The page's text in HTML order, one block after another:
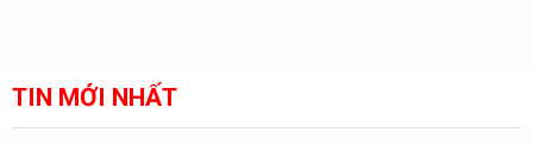
TIN MỚI NHẤT